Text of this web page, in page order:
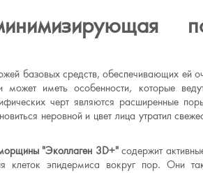
базовых средств, обеспечивающих ей
иметь особенности, которые
черт являются расширенные
неровной и цвет лица утратил
"Эколлаген 3D+"содержит
клеток эпидермиса вокруг пор. Они